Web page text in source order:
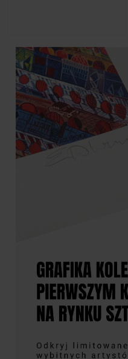
Adelajda Kot - Perliczka, 2021
790,00 zł